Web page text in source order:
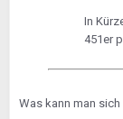
In
451er
Was kann man